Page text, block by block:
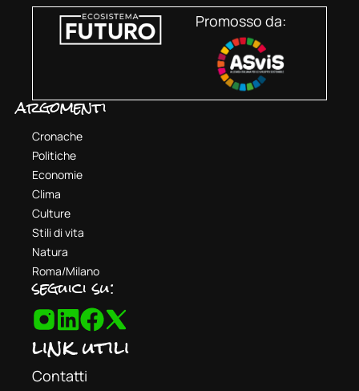
Promosso da:
argomenti
Cronache
Politiche
Economie
Clima
Culture
Stili di vita
Natura
Roma/Milano
seguici su:
link utili
Contatti